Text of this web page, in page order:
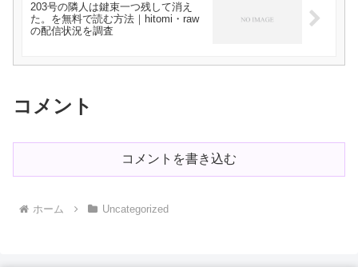
203号の隣人は鍵束一つ残して消え
た。を無料で読む方法｜hitomi・raw
の配信状況を調査
コメント
コメントを書き込む
ホーム Uncategorized